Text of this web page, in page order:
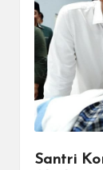
Santri